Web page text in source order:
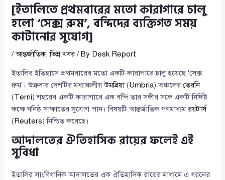
[ইতালিতে প্রথমবারের মতো কারাগারে চালু
হলো ‘সেক্স রুম’, বন্দিদের ব্যক্তিগত সময়
কাটানোর সুযোগ]
/আন্তর্জাতিক,ভিন্ন খবর / By Desk Report
ইতালির ইতিহাসে প্রথমবারের মতো একটি কারাগারে চালু হয়েছে ‘সেক্স
রুম’। শুক্রবার দেশটির মধ্যাঞ্চলীয়উমব্রিয়া(Umbria) অঞ্চলেরতেরনি
(Terni) শহরের একটি কারাগারে এক বন্দি তার সঙ্গীর সঙ্গে একটি নির্দিষ্ট
কক্ষে ঘনিষ্ঠ সাক্ষাতের সুযোগ পান। বিষয়টি আন্তর্জাতিক গণমাধ্যমরয়টার্স
( Reuters) নিশ্চিত করেছে।
আদালতের ঐতিহাসিক রায়ের ফলেই এই
সুবিধা
ইতালির সাংবিধানিক আদালতের এক ঐতিহাসিক রায়ের মাধ্যমে এ ধরনের